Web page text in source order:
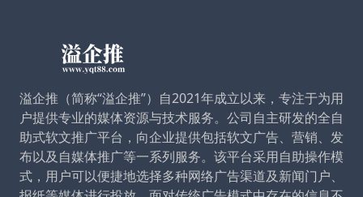
溢企推（简称“溢企推”）自2021年成立以来，专注于为用
户提供专业的媒体资源与技术服务。公司自主研发的全自
助式软文推广平台，向企业提供包括软文广告、营销、发
布以及自媒体推广等一系列服务。该平台采用自助操作模
式，用户可以便捷地选择多种网络广告渠道及新闻门户、